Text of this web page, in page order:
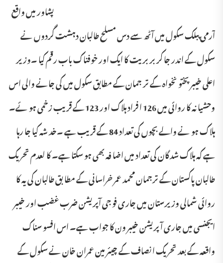
پشاور میں واقع
آرمی پبلک سکول میں آٹھ سے دس مسلح طالبان دہشت گردوں نے
سکول کے اندر جا کر بر بریت کا ایک اور خوفناک باب رقم کیا ۔وزیر
اعلی خیبر پختو نخواہ کے تر جمان کے مطابق سکول میں کی جانے والی اس
وحشیا نہ کا روائی میں 126 ا فراد ہلاک اور 123 کے قریب زخمی ہو ئے۔
ہلاک ہو نے والے بچوں کی تعداد 84 کے قریب ہے ۔خد شہ کیا جا رہا
ہے کہ ہلاک شد گان کی تعداد میں اضا فہ بھی ہو سکتا ہے۔ کا لعدم تحریک
طالبان پاکستان کے ترجمان محمد عمر خراسانی کے مطا بق طالبان کی یہ کا
روائی شمالی وزیرستان میں جاری فو جی آپریشن ضرب غضب اور خیبر
ایجنسی میں جاری آ پریشن خیبر ون کا جواب ہے۔ اس افسو سناک
واقعہ کے بعد تحریک انصاف کے چیئر مین عمران خان نے سکول کے